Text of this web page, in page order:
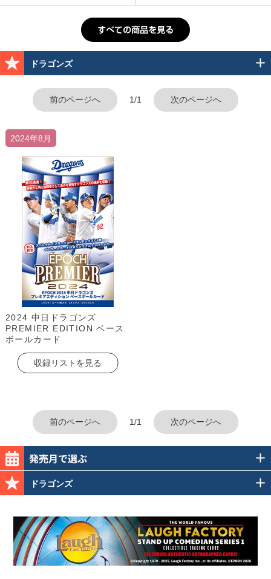
ドラゴンズ
前のページへ 1/1 次のページへ
2024年8月
2024 中日ドラゴンズ
PREMIER EDITION ベース
ボールカード
収録リストを見る
前のページへ 1/1 次のページへ
ドラゴンズ